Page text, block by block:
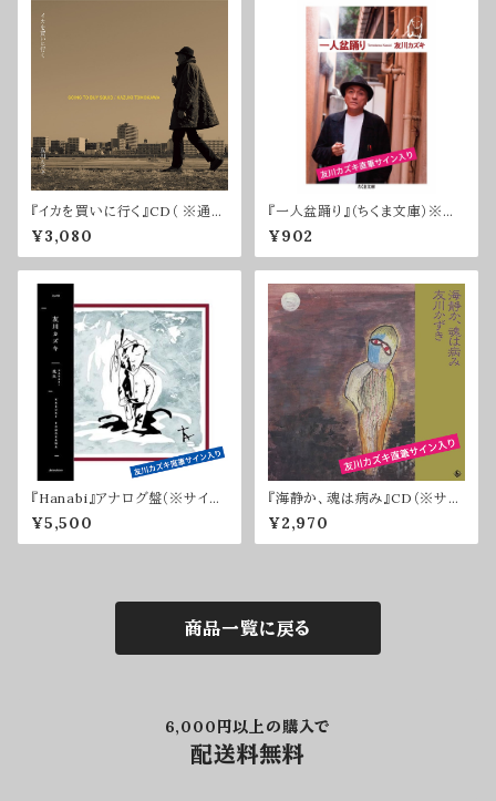
『イカを買いに行く』CD（ ※通常
盤・サインなし）
¥3,080
『一人盆踊り』（ちくま文庫）※サ
イン入り
¥902
『Hanabi』アナログ盤（※サイン
入り・限定80枚+40枚+40枚）
¥5,500
『海静か、魂は病み』CD（※サイ
ン入りのみ）
¥2,970
商品一覧に戻る
6,000円以上の購入で
配送料無料